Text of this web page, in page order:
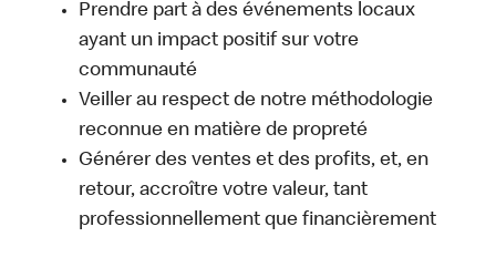
Prendre part à des événements locaux
ayant un impact positif sur votre
communauté
Veiller au respect de notre méthodologie
reconnue en matière de propreté
Générer des ventes et des profits, et, en
retour, accroître votre valeur, tant
professionnellement que financièrement